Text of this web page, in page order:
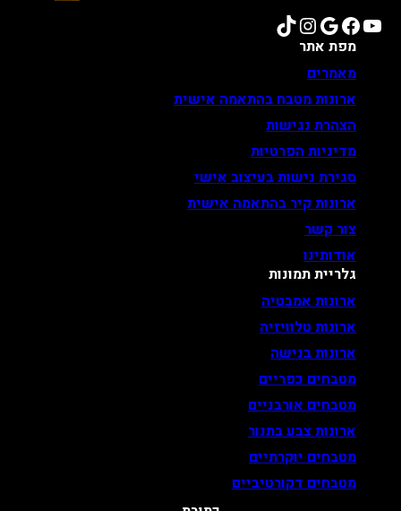
YouTube
Facebook
Google
Instagram
TikTok
מפת אתר
מאמרים
ארונות מטבח בהתאמה אישית
הצהרת נגישות
מדיניות הפרטיות
סגירת נישות בעיצוב אישי
ארונות קיר בהתאמה אישית
צור קשר
אודותינו
גלריית תמונות
ארונות אמבטיה
ארונות טלוויזיה
ארונות בנישה
מטבחים כפריים
מטבחים אורבניים
ארונות צבע בתנור
מטבחים יוקרתיים
מטבחים דקורטיביים